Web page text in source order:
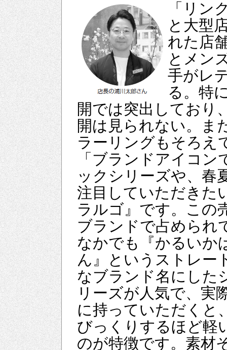
「リン
と大型
れた店
とメン
手がレ
る。特
開では突出しており
開は見られない。ま
ラーリングもそろえ
「ブランドアイコ
ックシリーズや、春
注目していただきた
ラルゴ』です。この
ブランドで占められ
なかでも『かるいか
ん』というストレー
なブランド名にした
リーズが人気で、実
に持っていただくと
びっくりするほど軽
のが特徴です。素材